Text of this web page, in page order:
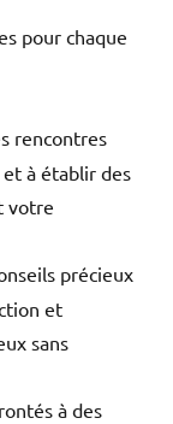
pour chaque
rencontres
à établir des
votre
précieux
et
sans
à des